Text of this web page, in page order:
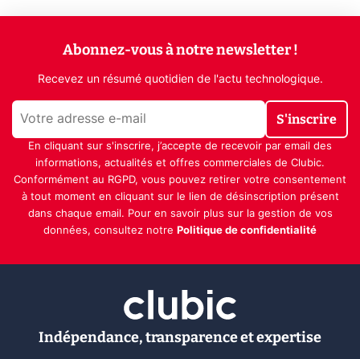
Abonnez-vous à notre newsletter !
Recevez un résumé quotidien de l'actu technologique.
S'inscrire
En cliquant sur s'inscrire, j’accepte de recevoir par email des
informations, actualités et offres commerciales de Clubic.
Conformément au RGPD, vous pouvez retirer votre consentement
à tout moment en cliquant sur le lien de désinscription présent
dans chaque email. Pour en savoir plus sur la gestion de vos
données, consultez notre Politique de confidentialité
Indépendance, transparence et expertise